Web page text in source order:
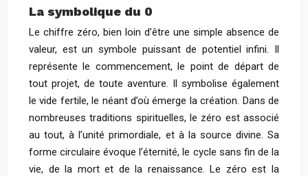
La symbolique du 0
Le chiffre zéro, bien loin d’être une simple absence de
valeur, est un symbole puissant de potentiel infini. Il
représente le commencement, le point de départ de
tout projet, de toute aventure. Il symbolise également
le vide fertile, le néant d’où émerge la création. Dans de
nombreuses traditions spirituelles, le zéro est associé
au tout, à l’unité primordiale, et à la source divine. Sa
forme circulaire évoque l’éternité, le cycle sans fin de la
vie, de la mort et de la renaissance. Le zéro est la